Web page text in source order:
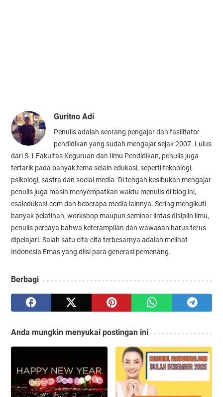
Guritno Adi
Penulis adalah seorang pengajar dan fasilitator
pendidikan yang sudah mengajar sejak 2007. Lulus
dari S-1 Fakultas Keguruan dan Ilmu Pendidikan, penulis juga
tertarik pada banyak tema selain edukasi, seperti teknologi,
psikologi, sastra dan social media. Di tengah kesibukan mengajar
penulis juga masih menyempatkan waktu menulis di blog ini,
esaiedukasi.com dan beberapa media lainnya. Sering mengikuti
banyak pelatihan, workshop maupun seminar lintas disiplin ilmu,
penulis percaya bahwa keterampilan dan wawasan harus terus
dipelajari. Salah satu cita-cita terbesarnya adalah melihat
Indonesia Emas yang diisi para generasi pemenang.
Berbagi
Anda mungkin menyukai postingan ini